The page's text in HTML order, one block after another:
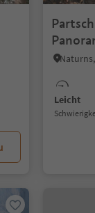
Leicht